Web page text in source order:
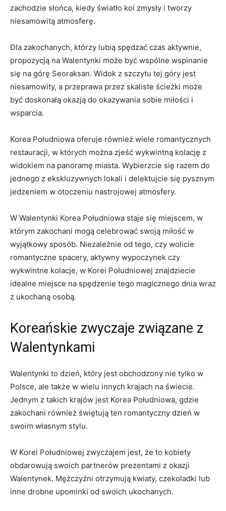
zachodzie słońca, kiedy światło koi‌ zmysły i tworzy
niesamowitą atmosferę.
Dla⁣ zakochanych, którzy lubią spędzać czas aktywnie,
propozycją na Walentynki może ⁢być⁣ wspólne ⁣wspinanie
się na górę Seoraksan. Widok z szczytu tej‍ góry jest
‌niesamowity, ​a przeprawa‌ przez skaliste ścieżki może
być‌ doskonałą ⁤okazją do okazywania sobie miłości i
wsparcia.
Korea Południowa oferuje również wiele romantycznych
restauracji, w których można zjeść wykwintną kolację z
widokiem ⁣na panoramę‍ miasta. Wybierzcie się⁣ razem do
jednego z ‍ekskluzywnych lokali i delektujcie się pysznym
jedzeniem w ​otoczeniu nastrojowej atmosfery.
W Walentynki ⁢Korea Południowa staje ​się miejscem, w
którym zakochani mogą celebrować swoją miłość ‌w
wyjątkowy sposób. Niezależnie od tego, czy‌ wolicie
romantyczne spacery, aktywny wypoczynek czy
wykwintne kolacje, w Korei Południowej znajdziecie
⁢idealne⁤ miejsce na spędzenie tego magicznego dnia⁢ wraz
z ukochaną ‌osobą.
Koreańskie zwyczaje związane z
Walentynkami
Walentynki to dzień, który jest obchodzony nie‌ tylko w‌
Polsce, ale także w wielu innych krajach na świecie.
Jednym z takich krajów jest Korea Południowa, gdzie
zakochani ‍również świętują ten romantyczny ‍dzień w
swoim własnym stylu.
W Korei Południowej zwyczajem jest, że to‍ kobiety
obdarowują swoich ​partnerów ⁢prezentami⁤ z okazji
Walentynek. Mężczyźni ⁢otrzymują kwiaty, czekoladki lub⁤
inne drobne upominki od ‌swoich ukochanych.